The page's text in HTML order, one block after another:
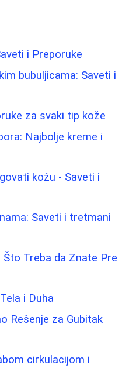
i Preporuke
bubuljicama: Saveti i
za svaki tip kože
Najbolje kreme i
kožu - Saveti i
Saveti i tretmani
Treba da Znate Pre
i Duha
Rešenje za Gubitak
cirkulacijom i